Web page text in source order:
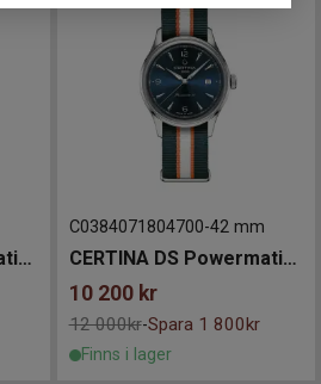
CERTINA DS Powermatic 80 41mm
C0384071804700-42 mm
CERTINA DS Powermatic 80 41mm
10 200 kr
12 000kr-Spara 1 800kr
Finns i lager